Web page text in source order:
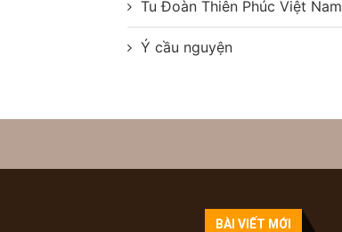
Tu Đoàn Thiên Phúc Việt Nam
Ý cầu nguyện
BÀI VIẾT MỚI